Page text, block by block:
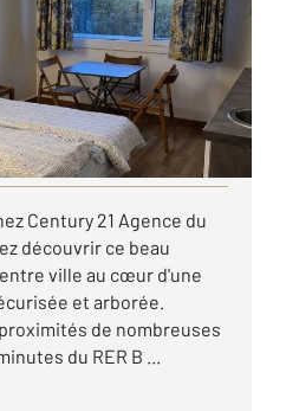
à louer
Century 21 Agence du
découvrir ce beau
ville au cœur d'une
et arborée.
de nombreuses
du RER B ...